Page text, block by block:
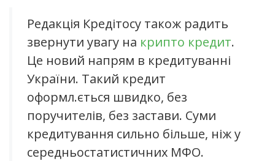
Редакція Кредітосу також радить
звернути увагу на крипто кредит.
Це новий напрям в кредитуванні
України. Такий кредит
оформл.ється швидко, без
поручителів, без застави. Суми
кредитування сильно більше, ніж у
середньостатистичних МФО.